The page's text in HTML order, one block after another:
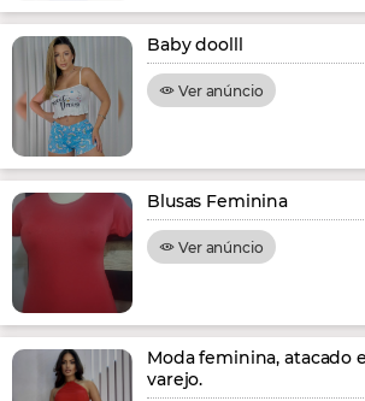
Baby doolll
Ver anúncio
Blusas Feminina
Ver anúncio
Moda feminina, atacado e
varejo.